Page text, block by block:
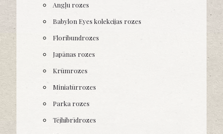
Angļu rozes
Babylon Eyes kolekcijas rozes
Floribundrozes
Japānas rozes
Krūmrozes
Miniatūrrozes
Parka rozes
Tējhibrīdrozes